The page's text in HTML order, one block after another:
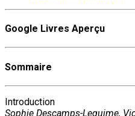
Google Livres Aperçu
Sommaire
Introduction
Sophie Descamps-Lequime,